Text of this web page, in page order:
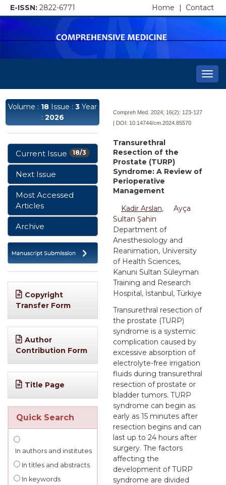
E-ISSN: 2822-6771 Contact
Home |
Volume : 18 Issue :3 Year
: 2026
18/3
Current Issue
Next Issue
Most Accessed
Articles
Archive
Copyright
Transfer Form
Author
Contribution Form
Title Page
Quick Search
In authors and institutes
In titles and abstracts
In keywords
Compreh Med. 2024; 16(2): 123-127
| DOI: 10.14744/cm.2024.85570
Transurethral
Resection of the
Prostate (TURP)
Syndrome: A Review of
Perioperative
Management
Kadir Arslan,
Ayça
Sultan Şahin
Department of
Anesthesiology and
Reanimation, University
of Health Sciences,
Kanuni Sultan Süleyman
Training and Research
Hospital, İstanbul, Türkiye
Transurethral resection of
the prostate (TURP)
syndrome is a systemic
complication caused by
excessive absorption of
electrolyte-free irrigation
fluids during transurethral
resection of prostate or
bladder tumors. TURP
syndrome can begin as
early as 15 minutes after
resection begins and can
last up to 24 hours after
surgery. The factors
affecting the
development of TURP
syndrome are divided